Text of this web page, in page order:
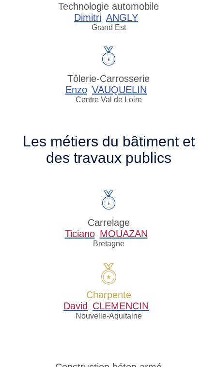
Technologie automobile
Dimitri ANGLY
Grand Est
Tôlerie-Carrosserie
Enzo VAUQUELIN
Centre Val de Loire
Les métiers du bâtiment et
des travaux publics
Carrelage
Ticiano MOUAZAN
Bretagne
Charpente
David CLEMENCIN
Nouvelle-Aquitaine